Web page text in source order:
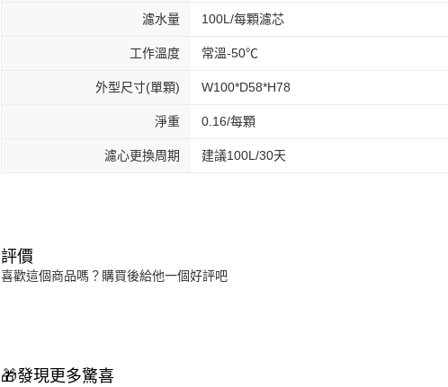
濾水量 100L/每顆濾芯
工作溫度 常溫-50℃
外型尺寸(單顆) W100*D58*H78
淨重 0.16/每顆
濾心更換周期 建議100L/30天
評價
喜歡這個商品嗎？購買後給他一個好評吧
🎁發現更多驚喜